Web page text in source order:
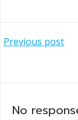
แนะแนว
Previous post
เรื่อง
No